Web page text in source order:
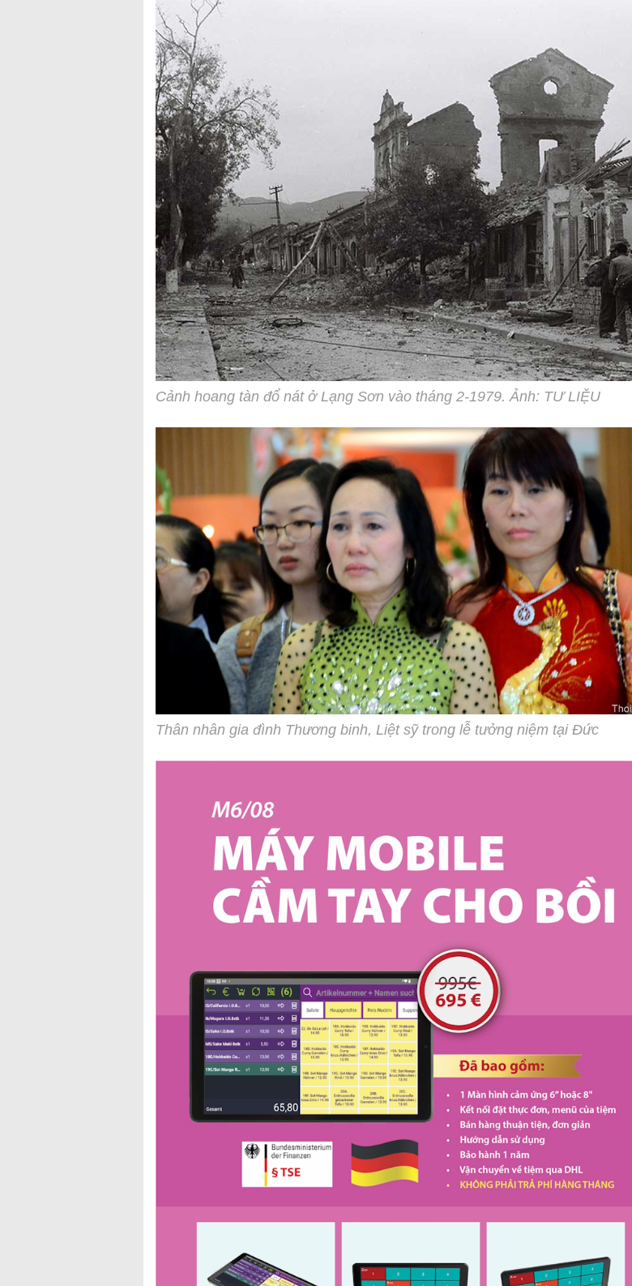
Cảnh hoang tàn đổ nát ở Lạng Sơn vào tháng 2-1979. Ảnh: TƯ LIỆU
Thân nhân gia đình Thương binh, Liệt sỹ trong lễ tưởng niệm tại Đức